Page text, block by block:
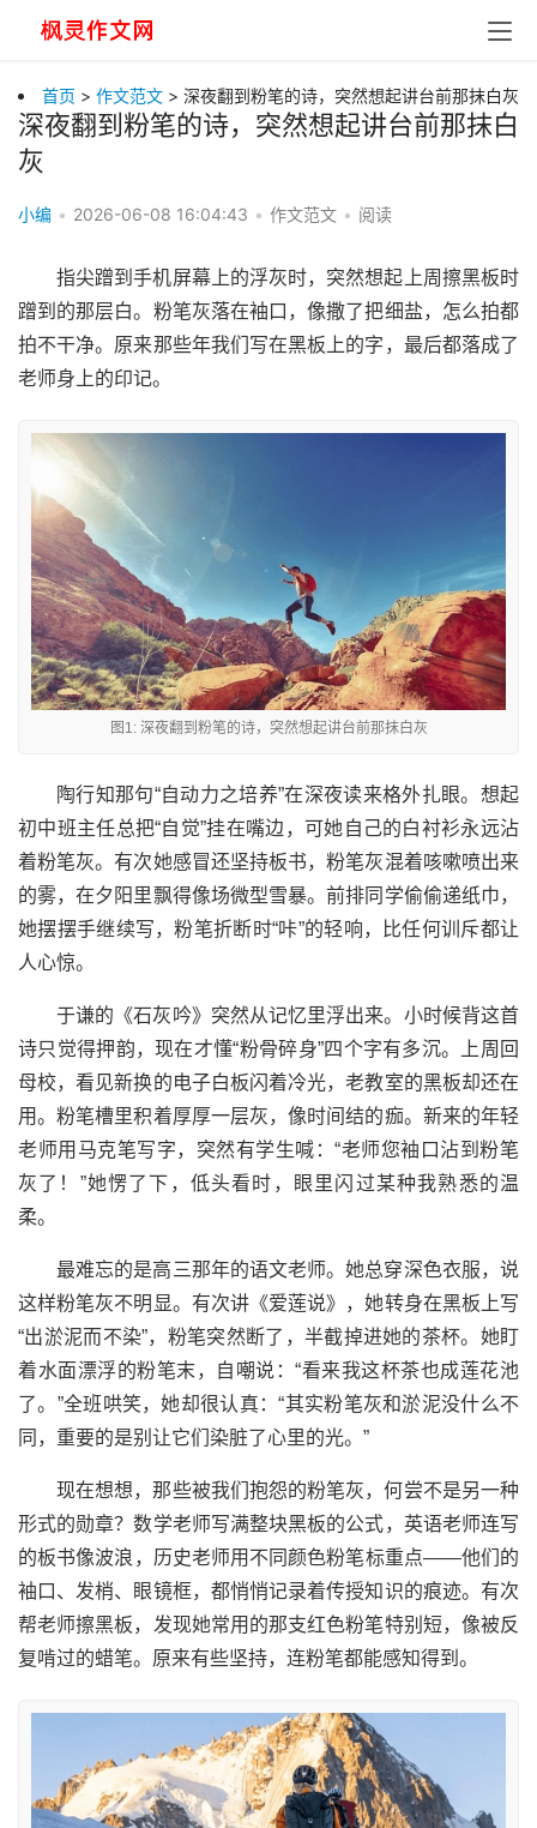
首页 > 作文范文 > 深夜翻到粉笔的诗，突然想起讲台前那抹白灰
深夜翻到粉笔的诗，突然想起讲台前那抹白
灰
小编 • 2026-06-08 16:04:43 • 作文范文 • 阅读
指尖蹭到手机屏幕上的浮灰时，突然想起上周擦黑板时
蹭到的那层白。粉笔灰落在袖口，像撒了把细盐，怎么拍都
拍不干净。原来那些年我们写在黑板上的字，最后都落成了
老师身上的印记。
图1: 深夜翻到粉笔的诗，突然想起讲台前那抹白灰
陶行知那句“自动力之培养”在深夜读来格外扎眼。想起
初中班主任总把“自觉”挂在嘴边，可她自己的白衬衫永远沾
着粉笔灰。有次她感冒还坚持板书，粉笔灰混着咳嗽喷出来
的雾，在夕阳里飘得像场微型雪暴。前排同学偷偷递纸巾，
她摆摆手继续写，粉笔折断时“咔”的轻响，比任何训斥都让
人心惊。
于谦的《石灰吟》突然从记忆里浮出来。小时候背这首
诗只觉得押韵，现在才懂“粉骨碎身”四个字有多沉。上周回
母校，看见新换的电子白板闪着冷光，老教室的黑板却还在
用。粉笔槽里积着厚厚一层灰，像时间结的痂。新来的年轻
老师用马克笔写字，突然有学生喊：“老师您袖口沾到粉笔
灰了！”她愣了下，低头看时，眼里闪过某种我熟悉的温
柔。
最难忘的是高三那年的语文老师。她总穿深色衣服，说
这样粉笔灰不明显。有次讲《爱莲说》，她转身在黑板上写
“出淤泥而不染”，粉笔突然断了，半截掉进她的茶杯。她盯
着水面漂浮的粉笔末，自嘲说：“看来我这杯茶也成莲花池
了。”全班哄笑，她却很认真：“其实粉笔灰和淤泥没什么不
同，重要的是别让它们染脏了心里的光。”
现在想想，那些被我们抱怨的粉笔灰，何尝不是另一种
形式的勋章？数学老师写满整块黑板的公式，英语老师连写
的板书像波浪，历史老师用不同颜色粉笔标重点——他们的
袖口、发梢、眼镜框，都悄悄记录着传授知识的痕迹。有次
帮老师擦黑板，发现她常用的那支红色粉笔特别短，像被反
复啃过的蜡笔。原来有些坚持，连粉笔都能感知得到。